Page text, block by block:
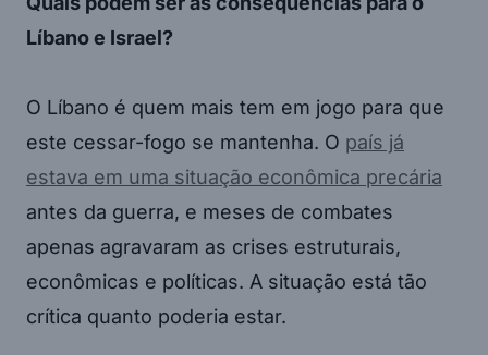
Líbano e Israel?
O Líbano é quem mais tem em jogo para que
este cessar-fogo se mantenha. O país já
estava em uma situação econômica precária
antes da guerra, e meses de combates
apenas agravaram as crises estruturais,
econômicas e políticas. A situação está tão
crítica quanto poderia estar.